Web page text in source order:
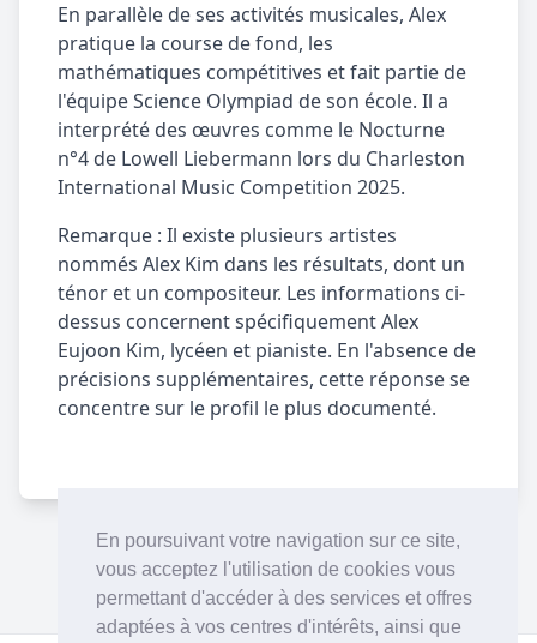
En poursuivant votre navigation sur ce site,
vous acceptez l'utilisation de cookies vous
permettant d'accéder à des services et offres
adaptées à vos centres d'intérêts, ainsi que
En parallèle de ses activités musicales, Alex
pratique la course de fond, les
mathématiques compétitives et fait partie de
l'équipe Science Olympiad de son école. Il a
interprété des œuvres comme le Nocturne
n°4 de Lowell Liebermann lors du Charleston
International Music Competition 2025.
Remarque : Il existe plusieurs artistes
nommés Alex Kim dans les résultats, dont un
ténor et un compositeur. Les informations ci-
dessus concernent spécifiquement Alex
Eujoon Kim, lycéen et pianiste. En l'absence de
précisions supplémentaires, cette réponse se
concentre sur le profil le plus documenté.